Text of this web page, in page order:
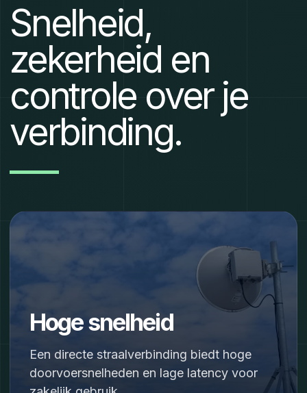
Snelheid,
zekerheid en
controle over je
verbinding.
Hoge snelheid
Een directe straalverbinding biedt hoge
doorvoersnelheden en lage latency voor